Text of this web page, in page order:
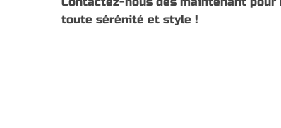
toute sérénité et style !